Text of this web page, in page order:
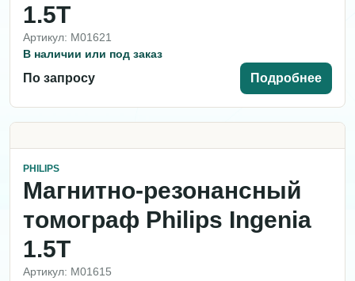
1.5T
Артикул: M01621
В наличии или под заказ
По запросу Подробнее
PHILIPS
Магнитно-резонансный
томограф Philips Ingenia
1.5T
Артикул: M01615